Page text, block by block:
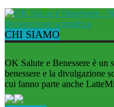
CHI SIAMO
OK Salute e Benessere è un
benessere e la divulgazione
cui fanno parte anche